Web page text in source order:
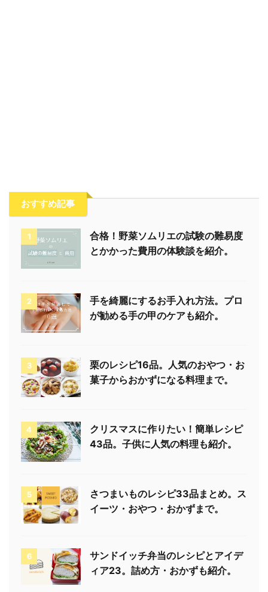
おすすめ記事
1
合格！野菜ソムリエの試験の難易度
とかかった費用の体験談を紹介。
2
手を綺麗にするお手入れ方法。プロ
が勧める手の甲のケアも紹介。
3
栗のレシピ16品。人気のおやつ・お
菓子からおかずになる料理まで。
4
クリスマスに作りたい！簡単レシピ
43品。子供に人気の料理も紹介。
5
さつまいものレシピ33品まとめ。ス
イーツ・おやつ・おかずまで。
6
サンドイッチ弁当のレシピとアイデ
ィア23。詰め方・おかずも紹介。